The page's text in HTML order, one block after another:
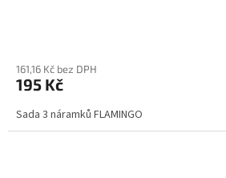
161,16 Kč bez DPH
195 Kč
Sada 3 náramků FLAMINGO